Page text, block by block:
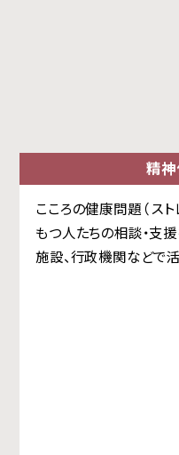
精
こころの健康問題（ ス
もつ人たちの相談・支
施設、行政機関などで活